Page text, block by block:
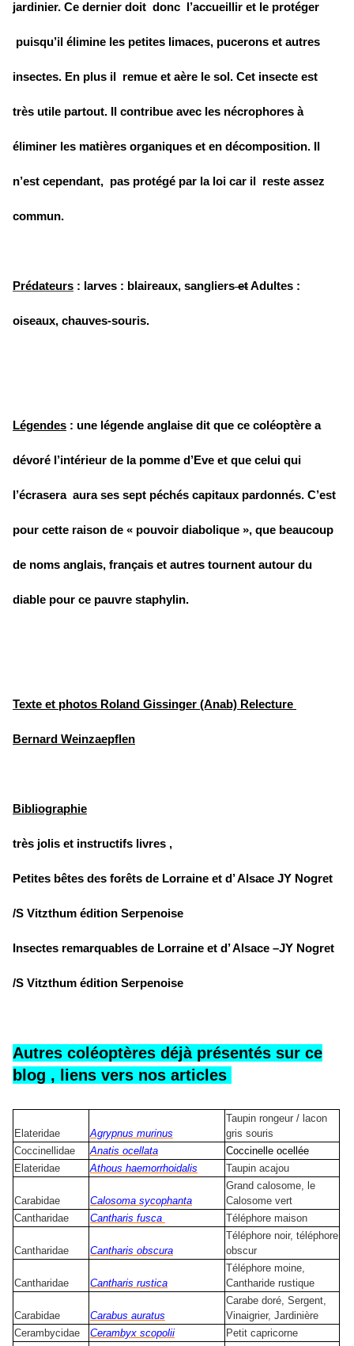
jardinier. Ce dernier doit donc l’accueillir et le protéger
puisqu’il élimine les petites limaces, pucerons et autres
insectes. En plus il remue et aère le sol. Cet insecte est
très utile partout. Il contribue avec les nécrophores à
éliminer les matières organiques et en décomposition. Il
n’est cependant, pas protégé par la loi car il reste assez
commun.
Prédateurs : larves : blaireaux, sangliersetAdultes :
oiseaux, chauves-souris.
Légendes : une légende anglaise dit que ce coléoptère a
dévoré l’intérieur de la pomme d’Eve et que celui qui
l’écrasera aura ses sept péchés capitaux pardonnés. C’est
pour cette raison de « pouvoir diabolique », que beaucoup
de noms anglais, français et autres tournent autour du
diable pour ce pauvre staphylin.
Texte et photos Roland Gissinger (Anab) Relecture
Bernard Weinzaepflen
Bibliographie
très jolis et instructifs livres ,
Petites bêtes des forêts de Lorraine et d’ Alsace JY Nogret
/S Vitzthum édition Serpenoise
Insectes remarquables de Lorraine et d’ Alsace –JY Nogret
/S Vitzthum édition Serpenoise
Autres coléoptères déjà présentés sur ce
blog , liens vers nos articles
Elateridae Agrypnus murinus
Taupin rongeur / lacon
gris souris
Coccinellidae
Anatis ocellata
Coccinelle ocellée
Elateridae
Athous haemorrhoidalis Taupin acajou
Carabidae Calosoma sycophanta
Grand calosome, le
Calosome vert
Cantharidae
Cantharis fusca Téléphore maison
Cantharidae Cantharis obscura
Téléphore noir, téléphore
obscur
Cantharidae Cantharis rustica
Téléphore moine,
Cantharide rustique
Carabidae Carabus auratus
Carabe doré, Sergent,
Vinaigrier, Jardinière
Cerambycidae
Cerambyx scopolii
Petit capricorne